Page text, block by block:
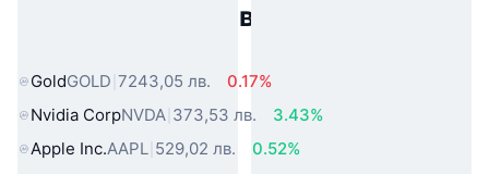
Популярни активи от реалния
GoldGOLD 7243,05 лв.
0.17%
Nvidia CorpNVDA 373,53 лв.
3.43%
Apple Inc.AAPL 529,02 лв.
0.52%